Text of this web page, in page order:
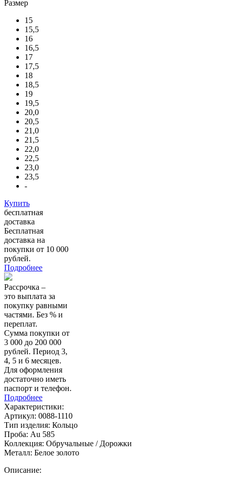
Размер
15
15,5
16
16,5
17
17,5
18
18,5
19
19,5
20,0
20,5
21,0
21,5
22,0
22,5
23,0
23,5
-
Купить
бесплатная
доставка
Бесплатная
доставка на
покупки от 10 000
рублей.
Подробнее
Рассрочка –
это выплата за
покупку равными
частями. Без % и
переплат.
Сумма покупки от
3 000 до 200 000
рублей. Период 3,
4, 5 и 6 месяцев.
Для оформления
достаточно иметь
паспорт и телефон.
Подробнее
Характеристики:
Артикул: 0088-1110
Тип изделия: Кольцо
Проба: Au 585
Коллекция: Обручальные / Дорожки
Металл: Белое золото
Описание: